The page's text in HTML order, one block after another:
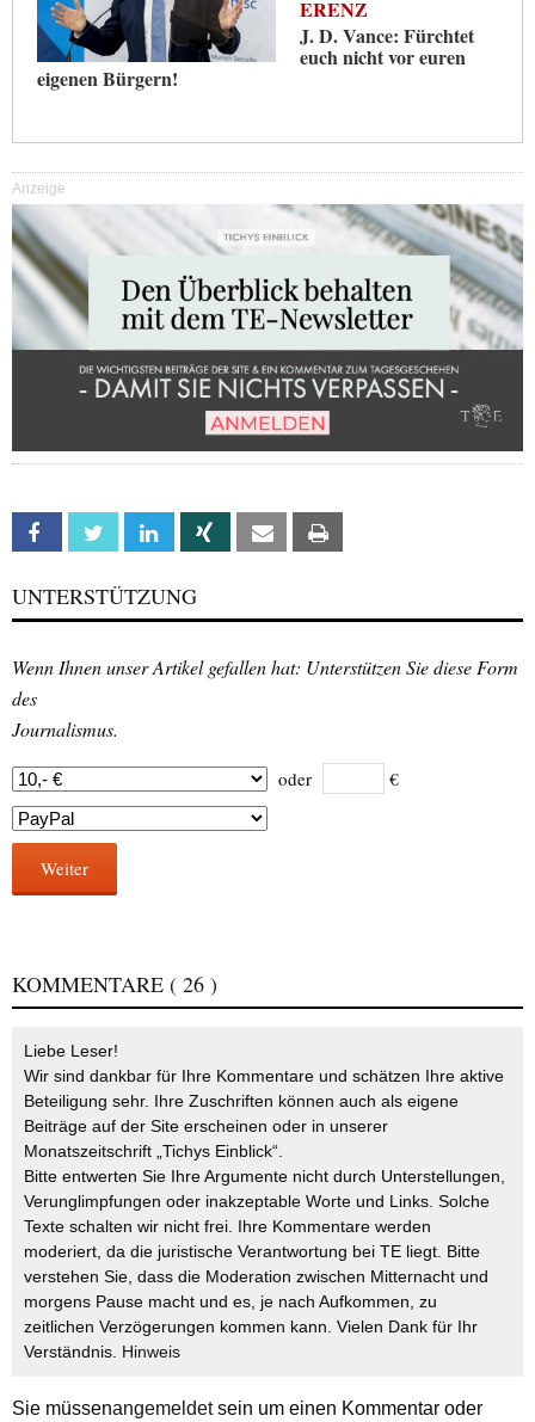
ERENZ
J. D. Vance: Fürchtet
euch nicht vor euren
eigenen Bürgern!
Anzeige
Facebook Twitter Linkedin Xing Email
UNTERSTÜTZUNG
Wenn Ihnen unser Artikel gefallen hat: Unterstützen Sie diese Form
des
Journalismus.
oder €
Weiter
KOMMENTARE ( 26 )
Liebe Leser!
Wir sind dankbar für Ihre Kommentare und schätzen Ihre aktive
Beteiligung sehr. Ihre Zuschriften können auch als eigene
Beiträge auf der Site erscheinen oder in unserer
Monatszeitschrift „Tichys Einblick“.
Bitte entwerten Sie Ihre Argumente nicht durch Unterstellungen,
Verunglimpfungen oder inakzeptable Worte und Links. Solche
Texte schalten wir nicht frei. Ihre Kommentare werden
moderiert, da die juristische Verantwortung bei TE liegt. Bitte
verstehen Sie, dass die Moderation zwischen Mitternacht und
morgens Pause macht und es, je nach Aufkommen, zu
zeitlichen Verzögerungen kommen kann. Vielen Dank für Ihr
Verständnis. Hinweis
Sie müssenangemeldetsein um einen Kommentar oder